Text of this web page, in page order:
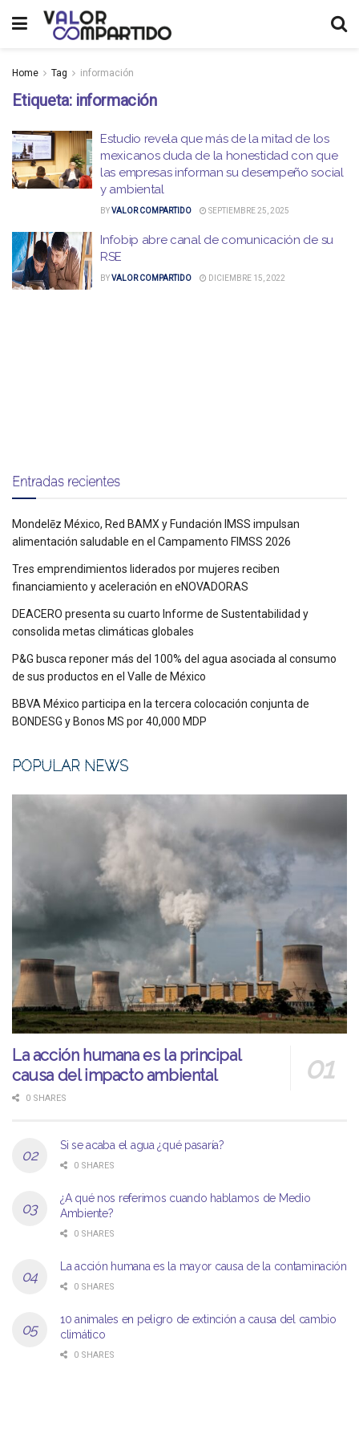
Home Tag información
Etiqueta: información
Estudio revela que más de la mitad de los
mexicanos duda de la honestidad con que
las empresas informan su desempeño social
y ambiental
BYVALOR COMPARTIDO SEPTIEMBRE 25, 2025
Infobip abre canal de comunicación de su
RSE
BYVALOR COMPARTIDO DICIEMBRE 15, 2022
Entradas recientes
Mondelēz México, Red BAMX y Fundación IMSS impulsan
alimentación saludable en el Campamento FIMSS 2026
Tres emprendimientos liderados por mujeres reciben
financiamiento y aceleración en eNOVADORAS
DEACERO presenta su cuarto Informe de Sustentabilidad y
consolida metas climáticas globales
P&G busca reponer más del 100% del agua asociada al consumo
de sus productos en el Valle de México
BBVA México participa en la tercera colocación conjunta de
BONDESG y Bonos MS por 40,000 MDP
POPULAR NEWS
La acción humana es la principal
causa del impacto ambiental
0 SHARES
Si se acaba el agua ¿qué pasaría?
0 SHARES
¿A qué nos referimos cuando hablamos de Medio
Ambiente?
0 SHARES
La acción humana es la mayor causa de la contaminación
0 SHARES
10 animales en peligro de extinción a causa del cambio
climático
0 SHARES